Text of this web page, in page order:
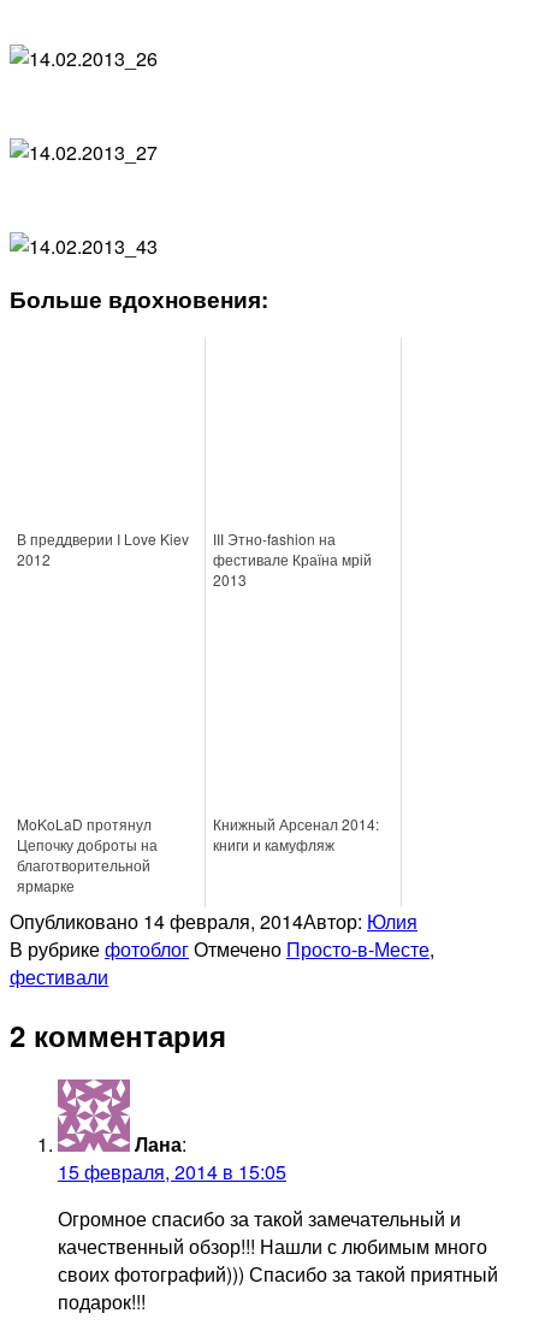
Больше вдохновения:
В преддверии I Love Kiev
2012
ІІІ Этно-fashion на
фестивале Країна мрій
2013
MoKoLaD протянул
Цепочку доброты на
благотворительной
ярмарке
Книжный Арсенал 2014:
книги и камуфляж
Опубликовано 14 февраля, 2014Автор: Юлия
В рубрикефотоблогОтмечено Просто-в-Месте,
фестивали
2 комментария
Лана:
15 февраля, 2014 в 15:05
Огромное спасибо за такой замечательный и
качественный обзор!!! Нашли с любимым много
своих фотографий))) Спасибо за такой приятный
подарок!!!